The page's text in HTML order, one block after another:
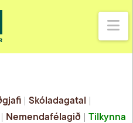
| Skóladagatal
Nemendafélagið |Tilkynna